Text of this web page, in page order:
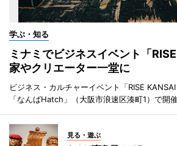
学ぶ・知る
ミナミでビジネスイベント「
家やクリエーター一堂に
ビジネス・カルチャーイベント「RISE
「なんばHatch」（大阪市浪速区湊町1）で開催
見る・遊ぶ